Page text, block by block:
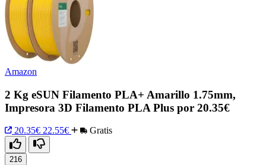
Amazon
2 Kg eSUN Filamento PLA+ Amarillo 1.75mm,
Impresora 3D Filamento PLA Plus por 20.35€
20.35€ 22.55€ Gratis
216